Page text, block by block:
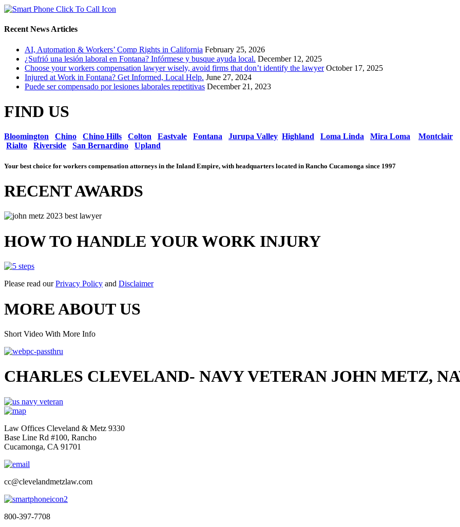
Recent News Articles
AI, Automation & Workers’ Comp Rights in California February 25, 2026
¿Sufrió una lesión laboral en Fontana? Infórmese y busque ayuda local. December 12, 2025
Choose your workers compensation lawyer wisely, avoid firms that don’t identify the lawyer October 17, 2025
Injured at Work in Fontana? Get Informed, Local Help. June 27, 2024
Puede ser compensado por lesiones laborales repetitivas December 21, 2023
FIND US
Bloomington Chino Chino Hills Colton Eastvale Fontana Jurupa Valley Highland Loma Linda Mira Loma Montclair
Rialto
Riverside San Bernardino Upland
Your best choice for workers compensation attorneys in the Inland Empire, with headquarters located in Rancho Cucamonga since 1997
RECENT AWARDS
HOW TO HANDLE YOUR WORK INJURY
Please read ourPrivacy Policy and Disclaimer
MORE ABOUT US
Short Video With More Info
CHARLES CLEVELAND- NAVY VETERAN JOHN METZ,
Law Offices Cleveland & Metz 9330
Base Line Rd #100, Rancho
Cucamonga, CA 91701
cc@clevelandmetzlaw.com
800-397-7708